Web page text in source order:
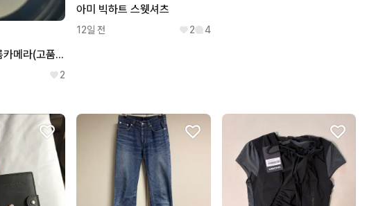
Nicca 3-F 필름카메라(고품질 바르낙 카피)
2
아미 빅하트 스웻셔츠
12일 전 2 4